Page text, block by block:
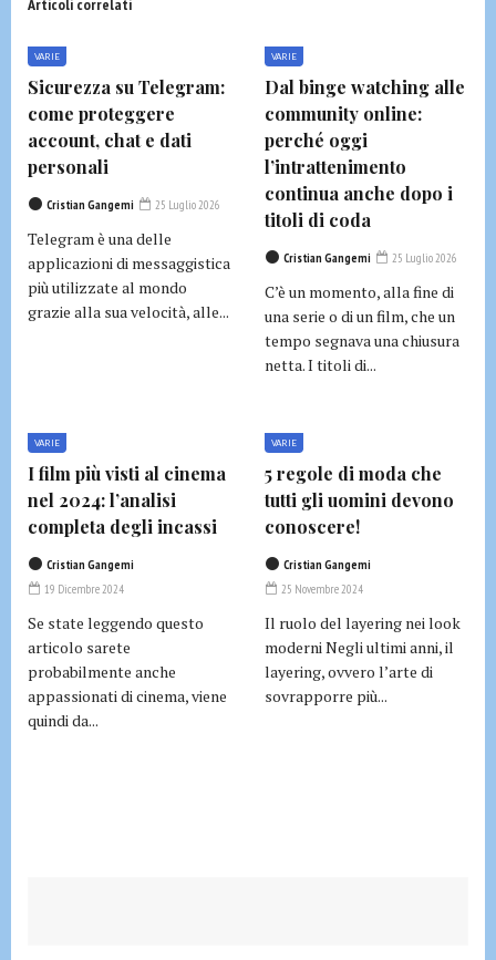
Articoli correlati
VARIE
Sicurezza su Telegram:
come proteggere
account, chat e dati
personali
Cristian Gangemi 25 Luglio 2026
Telegram è una delle
applicazioni di messaggistica
più utilizzate al mondo
grazie alla sua velocità, alle...
VARIE
Dal binge watching alle
community online:
perché oggi
l’intrattenimento
continua anche dopo i
titoli di coda
Cristian Gangemi 25 Luglio 2026
C’è un momento, alla fine di
una serie o di un film, che un
tempo segnava una chiusura
netta. I titoli di...
VARIE
I film più visti al cinema
nel 2024: l’analisi
completa degli incassi
Cristian Gangemi
19 Dicembre 2024
Se state leggendo questo
articolo sarete
probabilmente anche
appassionati di cinema, viene
quindi da...
VARIE
5 regole di moda che
tutti gli uomini devono
conoscere!
Cristian Gangemi
25 Novembre 2024
Il ruolo del layering nei look
moderni Negli ultimi anni, il
layering, ovvero l’arte di
sovrapporre più...